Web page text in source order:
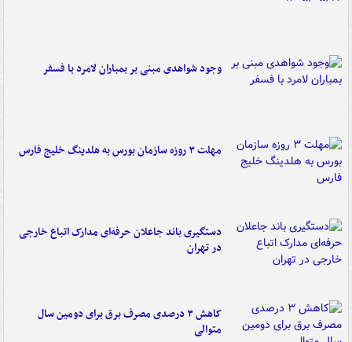
وجود شواهدی مبنی بر بمباران لامرد با فسفر
مهلت ۳ روزه سازمان بورس به هلدینگ خلیج فارس
دستگیری باند جاعلان حرفه‌ای مدارک اتباع خارجی
در تهران
کاهش ۳ درصدی مصرف برق برای دومین سال
متوالی